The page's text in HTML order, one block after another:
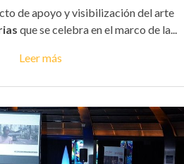
de apoyo y visibilización del arte
que se celebra en el marco de la...
Leer más